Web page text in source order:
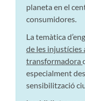
planeta en el
consumidores.
La temàtica
de les injustícies
transformadora
especialment
sensibilització